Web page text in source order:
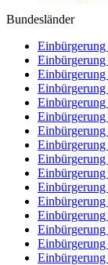
Bundesländer
Einbürgerung
Einbürgerung
Einbürgerung
Einbürgerung
Einbürgerung
Einbürgerung
Einbürgerung
Einbürgerung
Einbürgerung
Einbürgerung
Einbürgerung
Einbürgerung
Einbürgerung
Einbürgerung
Einbürgerung
Einbürgerung